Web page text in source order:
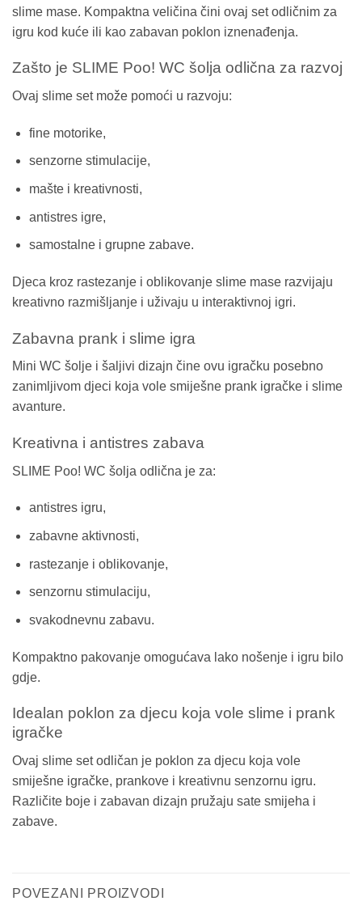
slime mase. Kompaktna veličina čini ovaj set odličnim za
igru kod kuće ili kao zabavan poklon iznenađenja.
Zašto je SLIME Poo! WC šolja odlična za razvoj
Ovaj slime set može pomoći u razvoju:
fine motorike,
senzorne stimulacije,
mašte i kreativnosti,
antistres igre,
samostalne i grupne zabave.
Djeca kroz rastezanje i oblikovanje slime mase razvijaju
kreativno razmišljanje i uživaju u interaktivnoj igri.
Zabavna prank i slime igra
Mini WC šolje i šaljivi dizajn čine ovu igračku posebno
zanimljivom djeci koja vole smiješne prank igračke i slime
avanture.
Kreativna i antistres zabava
SLIME Poo! WC šolja odlična je za:
antistres igru,
zabavne aktivnosti,
rastezanje i oblikovanje,
senzornu stimulaciju,
svakodnevnu zabavu.
Kompaktno pakovanje omogućava lako nošenje i igru bilo
gdje.
Idealan poklon za djecu koja vole slime i prank
igračke
Ovaj slime set odličan je poklon za djecu koja vole
smiješne igračke, prankove i kreativnu senzornu igru.
Različite boje i zabavan dizajn pružaju sate smijeha i
zabave.
POVEZANI PROIZVODI